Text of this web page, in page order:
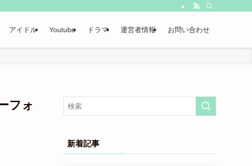
アイドル Youtube ドラマ 運営者情報 お問い合わせ
フォ
新着記事